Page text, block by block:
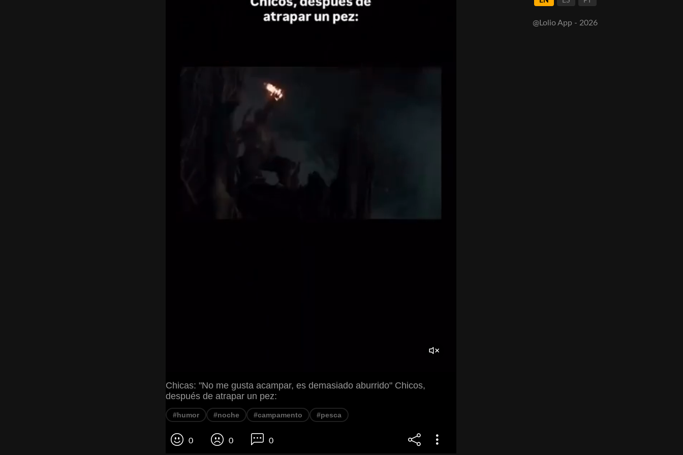
Chicas: "No me gusta acampar, es demasiado aburrido" Chicos,
después de atrapar un pez:
#humor #noche #campamento #pesca
0 0 0
@Lolio App - 2026